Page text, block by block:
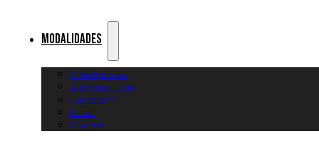
Modalidades
Artes Marciais
Automobilismo
Canoagem
Futsal
Diversos